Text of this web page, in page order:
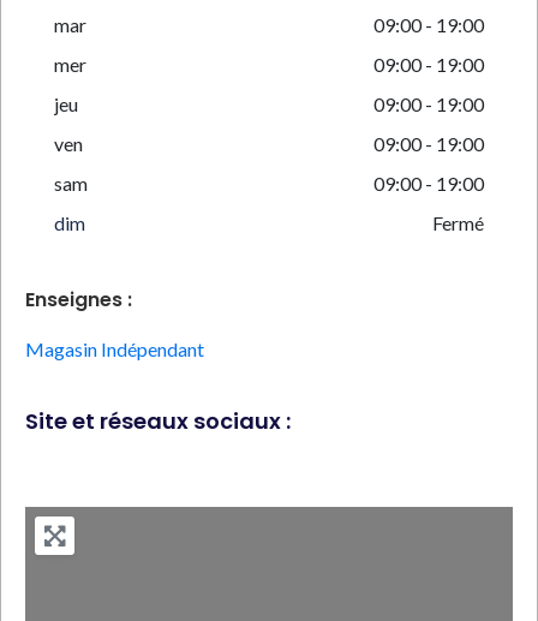
mar
09:00 - 19:00
mer
09:00 - 19:00
jeu
09:00 - 19:00
ven
09:00 - 19:00
sam
09:00 - 19:00
dim
Fermé
Enseignes :
Magasin Indépendant
Site et réseaux sociaux :